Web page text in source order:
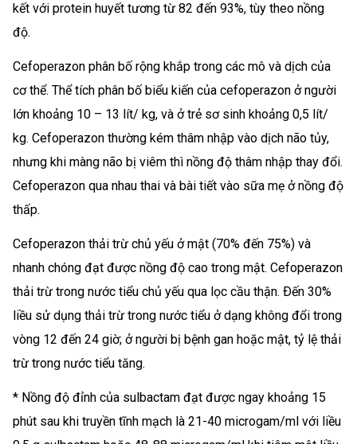
kết với protein huyết tương từ 82 đến 93%, tùy theo nồng
độ.
Cefoperazon phân bố rộng khắp trong các mô và dịch của
cơ thể. Thể tích phân bố biểu kiến của cefoperazon ở người
lớn khoảng 10 – 13 lít/ kg, và ở trẻ sơ sinh khoảng 0,5 lít/
kg. Cefoperazon thường kém thâm nhập vào dịch não tủy,
nhưng khi màng não bị viêm thì nồng độ thâm nhập thay đổi.
Cefoperazon qua nhau thai và bài tiết vào sữa mẹ ở nồng độ
thấp.
Cefoperazon thải trừ chủ yếu ở mật (70% đến 75%) và
nhanh chóng đạt được nồng độ cao trong mật. Cefoperazon
thải trừ trong nước tiểu chủ yếu qua lọc cầu thận. Ðến 30%
liều sử dụng thải trừ trong nước tiểu ở dạng không đổi trong
vòng 12 đến 24 giờ; ở người bị bệnh gan hoặc mật, tỷ lệ thải
trừ trong nước tiểu tăng.
* Nồng độ đỉnh của sulbactam đạt được ngay khoảng 15
phút sau khi truyền tĩnh mạch là 21-40 microgam/ml với liều